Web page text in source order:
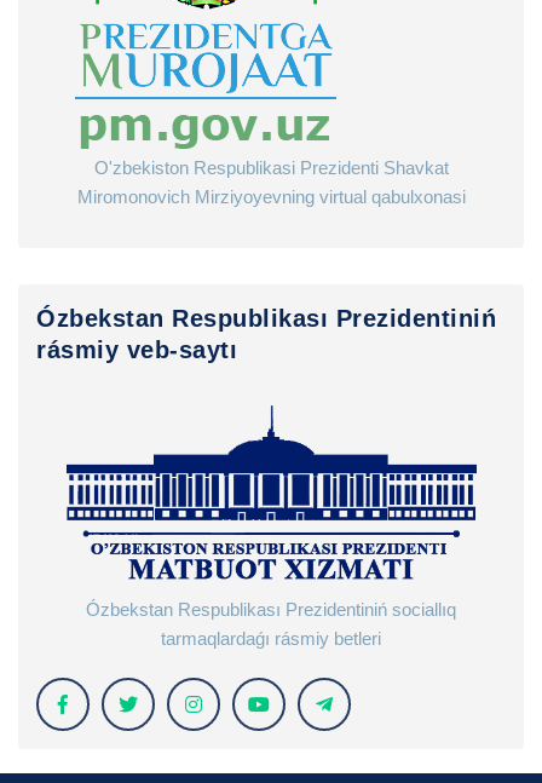
O'zbekiston Respublikasi Prezidenti Shavkat
Miromonovich Mirziyoyevning virtual qabulxonasi
Ózbekstan Respublikası Prezidentiniń
rásmiy veb-saytı
Ózbekstan Respublikası Prezidentiniń sociallıq
tarmaqlardaǵı rásmiy betleri